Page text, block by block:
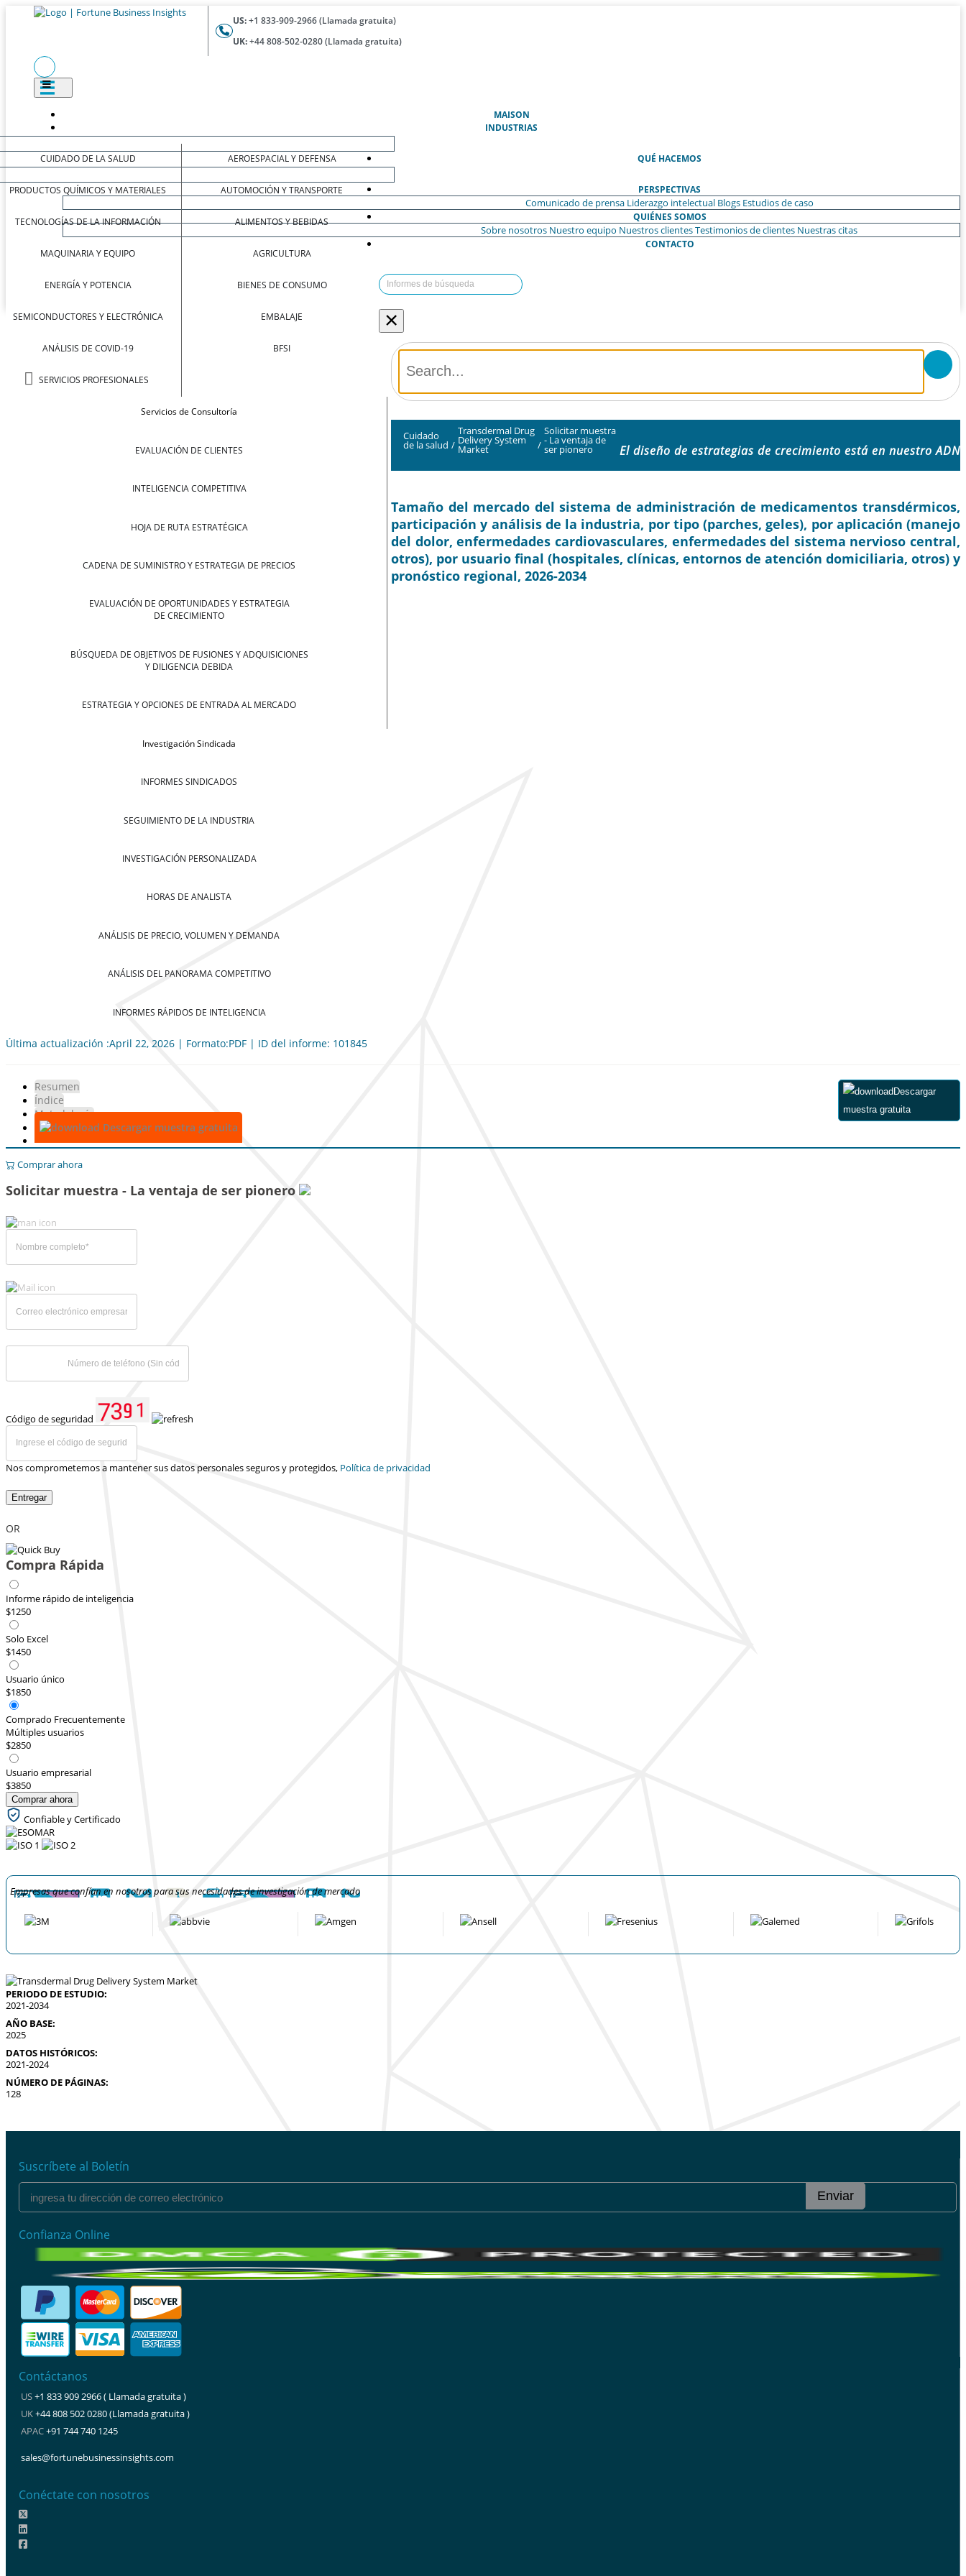
US:+1 833-909-2966 (Llamada gratuita)
UK:+44 808-502-0280 (Llamada gratuita)
MAISON(ACTUAL)
INDUSTRIAS
CUIDADO DE LA SALUD
PRODUCTOS QUÍMICOS Y MATERIALES
TECNOLOGÍAS DE LA INFORMACIÓN
MAQUINARIA Y EQUIPO
ENERGÍA Y POTENCIA
SEMICONDUCTORES Y ELECTRÓNICA
ANÁLISIS DE COVID-19
SERVICIOS PROFESIONALES
AEROESPACIAL Y DEFENSA
AUTOMOCIÓN Y TRANSPORTE
ALIMENTOS Y BEBIDAS
AGRICULTURA
BIENES DE CONSUMO
EMBALAJE
BFSI
QUÉ HACEMOS
Servicios de Consultoría
EVALUACIÓN DE CLIENTES
INTELIGENCIA COMPETITIVA
HOJA DE RUTA ESTRATÉGICA
CADENA DE SUMINISTRO Y ESTRATEGIA DE PRECIOS
EVALUACIÓN DE OPORTUNIDADES Y ESTRATEGIA
DE CRECIMIENTO
BÚSQUEDA DE OBJETIVOS DE FUSIONES Y ADQUISICIONES
Y DILIGENCIA DEBIDA
ESTRATEGIA Y OPCIONES DE ENTRADA AL MERCADO
Investigación Sindicada
INFORMES SINDICADOS
SEGUIMIENTO DE LA INDUSTRIA
INVESTIGACIÓN PERSONALIZADA
HORAS DE ANALISTA
ANÁLISIS DE PRECIO, VOLUMEN Y DEMANDA
ANÁLISIS DEL PANORAMA COMPETITIVO
INFORMES RÁPIDOS DE INTELIGENCIA
PERSPECTIVAS
Comunicado de prensa Liderazgo intelectual Blogs Estudios de caso
QUIÉNES SOMOS
Sobre nosotros Nuestro equipo Nuestros clientesTestimonios de clientes Nuestras citas
CONTACTO
×
Cuidado
de la salud /
Transdermal Drug
Delivery System
Market /
Solicitar muestra
- La ventaja de
ser pionero El diseño de estrategias de crecimiento está en nuestro ADN
Tamaño del mercado del sistema de administración de medicamentos transdérmicos,
participación y análisis de la industria, por tipo (parches, geles), por aplicación (manejo
del dolor, enfermedades cardiovasculares, enfermedades del sistema nervioso central,
otros), por usuario final (hospitales, clínicas, entornos de atención domiciliaria, otros) y
pronóstico regional, 2026-2034
Última actualización :April 22, 2026 | Formato:PDF | ID del informe: 101845
Resumen
Índice
Metodología
Descargar muestra gratuita
Descargar
muestra gratuita
Comprar ahora
Solicitar muestra - La ventaja de ser pionero
Código de seguridad
Nos comprometemos a mantener sus datos personales seguros y protegidos, Política de privacidad
Entregar
OR
Compra Rápida
Informe rápido de inteligencia
$1250
Solo Excel
$1450
Usuario único
$1850
Comprado Frecuentemente
Múltiples usuarios
$2850
Usuario empresarial
$3850
Comprar ahora
Confiable y Certificado
Empresas que confían en nosotros para sus necesidades de investigación de mercado
PERIODO DE ESTUDIO:
2021-2034
AÑO BASE:
2025
DATOS HISTÓRICOS:
2021-2024
NÚMERO DE PÁGINAS:
128
Suscríbete al Boletín
Enviar
Confianza Online
Contáctanos
US+1 833 909 2966 ( Llamada gratuita )
UK+44 808 502 0280 (Llamada gratuita )
APAC+91 744 740 1245
sales@fortunebusinessinsights.com
Conéctate con nosotros